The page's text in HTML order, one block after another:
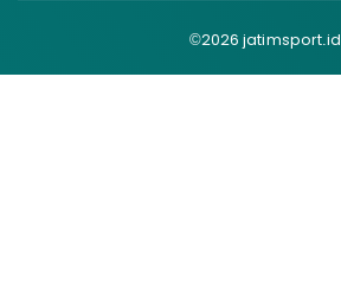
©2026 jatimsport.id